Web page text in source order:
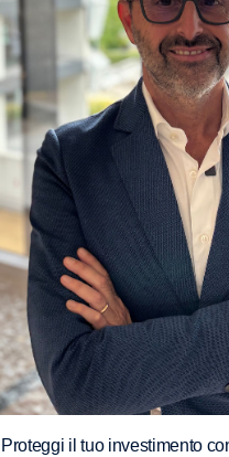
Proteggi il tuo investimento